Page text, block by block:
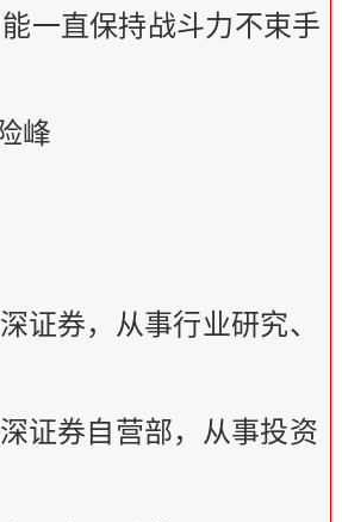
一直保持战斗力不束手
峰
证券，从事行业研究、
证券自营部，从事投资